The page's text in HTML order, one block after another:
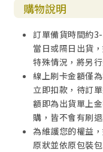
購物說明
訂單備貨時間約
當日或隔日出貨
特殊情況，將另
線上刷卡金額僅
立即扣款，待訂
額即為出貨單上
購，皆不會有刷
為維護您的權益
原狀並依原包裝